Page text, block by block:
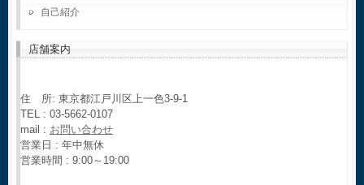
自己紹介
店舗案内
住 所: 東京都江戸川区上一色3-9-1
TEL : 03-5662-0107
mail : お問い合わせ
営業日 : 年中無休
営業時間 : 9:00～19:00